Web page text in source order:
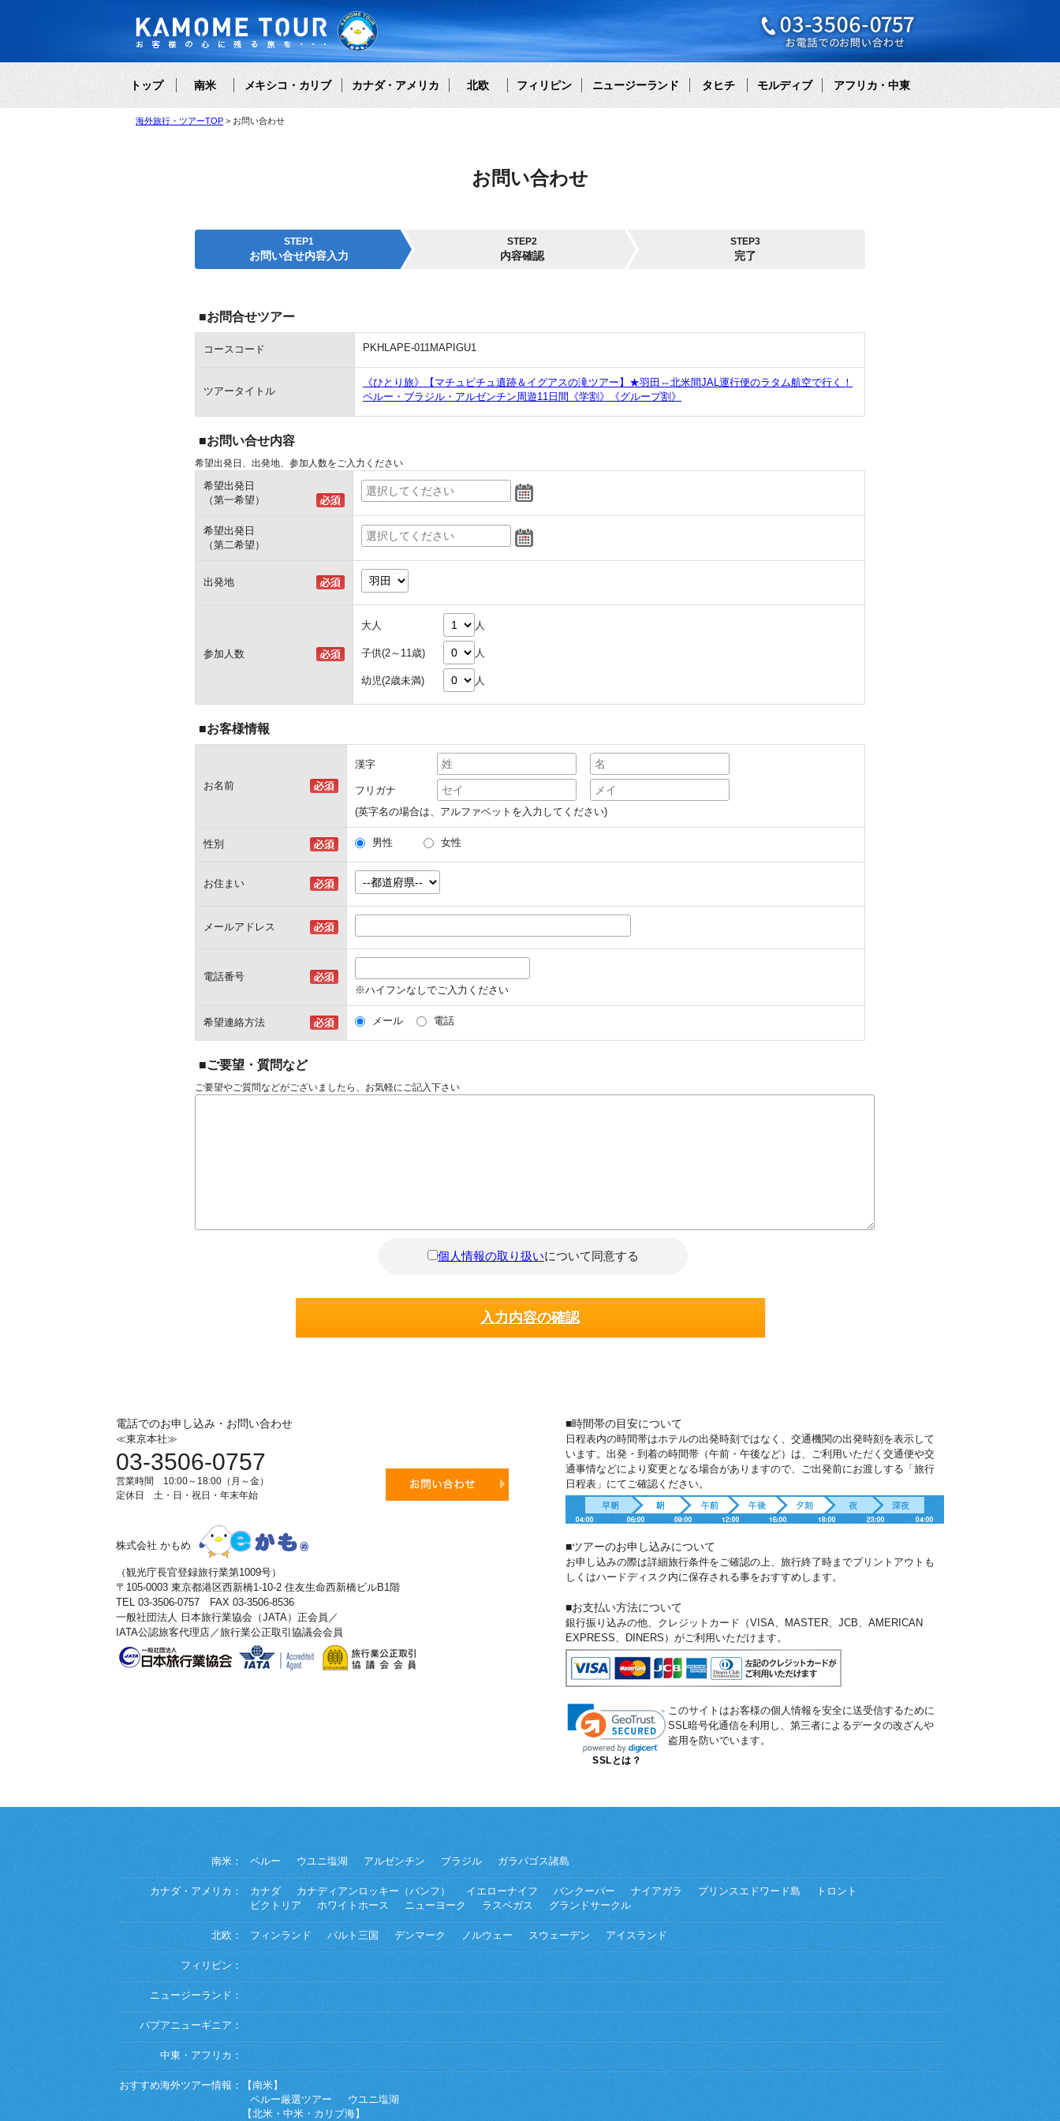
トップ 南米 メキシコ・カリブ カナダ・アメリカ 北欧 フィリピン ニュージーランド タヒチ モルディブ アフリカ・中東
海外旅行・ツアーTOP お問い合わせ
お問い合わせ
STEP1
お問い合せ内容入力
STEP2
内容確認
STEP3
完了
■お問合せツアー
コースコード PKHLAPE-011MAPIGU1
ツアータイトル
《ひとり旅》【マチュピチュ遺跡＆イグアスの滝ツアー】★羽田⇔北米間JAL運行便のラタム航空で行く！
ペルー・ブラジル・アルゼンチン周遊11日間《学割》《グループ割》
■お問い合せ内容
希望出発日、出発地、参加人数をご入力ください
希望出発日
（第一希望）
希望出発日
（第二希望）
出発地
参加人数
大人 人
子供(2～11歳) 人
幼児(2歳未満) 人
■お客様情報
お名前
漢字
フリガナ
(英字名の場合は、アルファベットを入力してください)
性別 男性 女性
お住まい
メールアドレス
電話番号
※ハイフンなしでご入力ください
希望連絡方法 メール 電話
■ご要望・質問など
ご要望やご質問などがございましたら、お気軽にご記入下さい
個人情報の取り扱いについて同意する
電話でのお申し込み・お問い合わせ
≪東京本社≫
03-3506-0757
営業時間 10:00～18:00（月～金）
定休日 土・日・祝日・年末年始
株式会社 かもめ
（観光庁長官登録旅行業第1009号）
〒105-0003 東京都港区西新橋1-10-2 住友生命西新橋ビルB1階
TEL 03-3506-0757 FAX 03-3506-8536
一般社団法人 日本旅行業協会（JATA）正会員／
IATA公認旅客代理店／旅行業公正取引協議会会員
■時間帯の目安について
日程表内の時間帯はホテルの出発時刻ではなく、交通機関の出発時刻を表示して
います。出発・到着の時間帯（午前・午後など）は、ご利用いただく交通便や交
通事情などにより変更となる場合がありますので、ご出発前にお渡しする「旅行
日程表」にてご確認ください。
■ツアーのお申し込みについて
お申し込みの際は詳細旅行条件をご確認の上、旅行終了時までプリントアウトも
しくはハードディスク内に保存される事をおすすめします。
■お支払い方法について
銀行振り込みの他、クレジットカード（VISA、MASTER、JCB、AMERICAN
EXPRESS、DINERS）がご利用いただけます。
SSLとは？
このサイトはお客様の個人情報を安全に送受信するために
SSL暗号化通信を利用し、第三者によるデータの改ざんや
盗用を防いでいます。
南米： ペルー ウユニ塩湖 アルゼンチン ブラジル ガラパゴス諸島
カナダ・アメリカ： カナダ カナディアンロッキー（バンフ） イエローナイフ バンクーバー ナイアガラ プリンスエドワード島
トロント
ビクトリア
ホワイトホース ニューヨーク ラスベガス グランドサークル
北欧： フィンランド バルト三国 デンマーク ノルウェー スウェーデン アイスランド
フィリピン：
ニュージーランド：
パプアニューギニア：
中東・アフリカ：
おすすめ海外ツアー情報：
【南米】
ペルー厳選ツアー
ウユニ塩湖
【北米・中米・カリブ海】